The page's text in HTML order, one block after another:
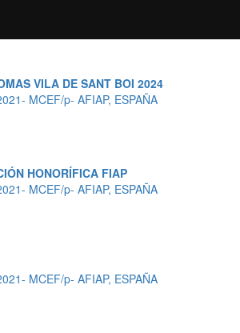
VILA DE SANT BOI 2024
MCEF/p- AFIAP, ESPAÑA
HONORÍFICA FIAP
MCEF/p- AFIAP, ESPAÑA
MCEF/p- AFIAP, ESPAÑA